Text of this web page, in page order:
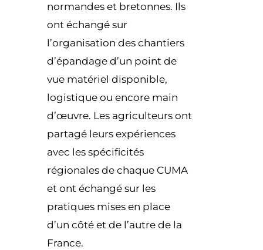
normandes et bretonnes. Ils
ont échangé sur
l’organisation des chantiers
d’épandage d’un point de
vue matériel disponible,
logistique ou encore main
d’œuvre. Les agriculteurs ont
partagé leurs expériences
avec les spécificités
régionales de chaque CUMA
et ont échangé sur les
pratiques mises en place
d’un côté et de l’autre de la
France.